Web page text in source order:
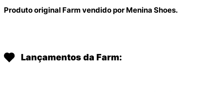
Produto original Farm vendido por Menina Shoes.
Lançamentos da Farm: